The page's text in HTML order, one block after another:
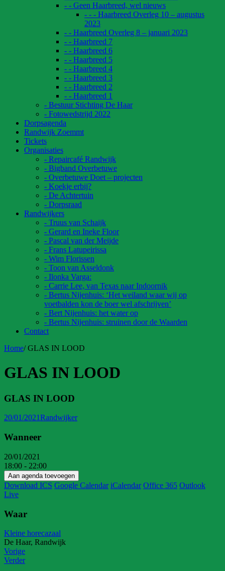
- - Geen Haarbreed, wel nieuws
- - - Haarbreed Overleg 10 – augustus
2023
- - Haarbreed Overleg 8 – januari 2023
- - Haarbreed 7
- - Haarbreed 6
- - Haarbreed 5
- - Haarbreed 4
- - Haarbreed 3
- - Haarbreed 2
- - Haarbreed 1
- Bestuur Stichting De Haar
- Fotowedstrijd 2022
Dorpsagenda
Randwijk Zoemmt
Tickets
Organisaties
- Repaircafé Randwijk
- Bigband Overbetuwe
- Overbetuwe Doet – projecten
- Koekje erbij?
- De Achtertuin
- Dorpsraad
Randwijkers
- Truus van Schaijk
- Gerard en Ineke Floor
- Pascal van der Meijde
- Frans Latupeirissa
- Wim Florissen
- Toon van Asseldonk
- Ilonka Varga:
- Carrie Lee, van Texas naar Indoornik
- Bertus Nijenhuis: ‘Het weiland waar wij op
voetbalden kon de boer wel afschrijven’
- Bert Nijenhuis: het water op
- Bertus Nijenhuis: struinen door de Waarden
Contact
Home/GLAS IN LOOD
GLAS IN LOOD
GLAS IN LOOD
20/01/2021Randwijker
Wanneer
20/01/2021
18:00 - 22:00
Aan agenda toevoegen
Download ICS Google Calendar iCalendar Office 365 Outlook
Live
Waar
Kleine horecazaal
De Haar, Randwijk
Vorige
Verder